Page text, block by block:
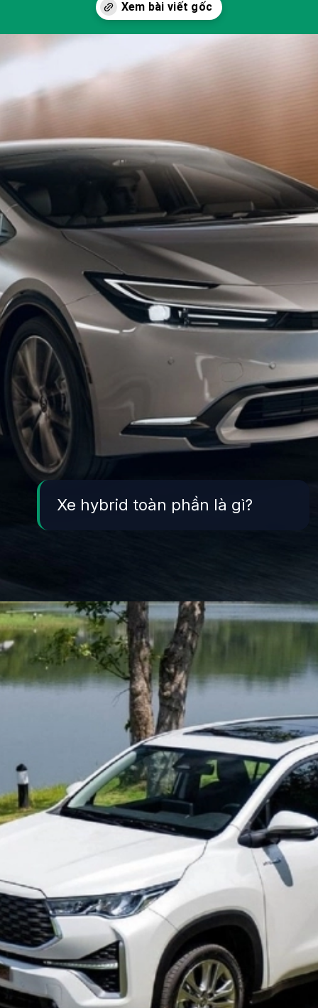
Xe hybrid toàn phần là gì?
Đang mở https://yeukhoahoc.edu.vn/xe-hybrid-toan-phan-la-gi